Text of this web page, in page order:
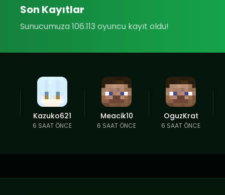
Son Kayıtlar
Sunucumuza 106.113 oyuncu kayıt oldu!
Kazuko621
6 SAAT ÖNCE
Meacik10
6 SAAT ÖNCE
OguzKrat
6 SAAT ÖNCE